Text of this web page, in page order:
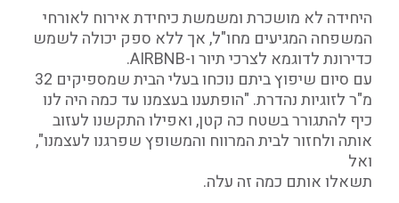
היחידה לא מושכרת ומשמשת כיחידת אירוח לאורחי
המשפחה המגיעים מחו"ל, אך ללא ספק יכולה לשמש
כדירונת לדוגמא לצרכי תיור ו-AIRBNB.
עם סיום שיפוץ ביתם נוכחו בעלי הבית שמספיקים 32
מ"ר לזוגיות נהדרת. "הופתענו בעצמנו עד כמה היה לנו
כיף להתגורר בשטח כה קטן, ואפילו התקשנו לעזוב
אותה ולחזור לבית המרווח והמשופץ שפרגנו לעצמנו",
ואל
תשאלו אותם כמה זה עלה.